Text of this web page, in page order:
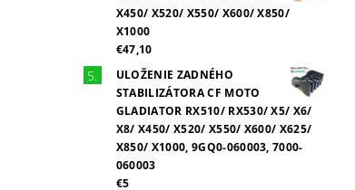
X450/ X520/ X550/ X600/ X850/
X1000
€47,10
ULOŽENIE ZADNÉHO
STABILIZÁTORA CF MOTO
GLADIATOR RX510/ RX530/ X5/ X6/
X8/ X450/ X520/ X550/ X600/ X625/
X850/ X1000, 9GQ0-060003, 7000-
060003
€5